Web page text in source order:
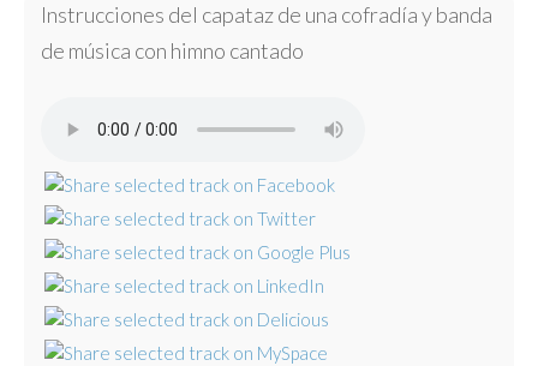
Instrucciones del capataz de una cofradía y banda
de música con himno cantado